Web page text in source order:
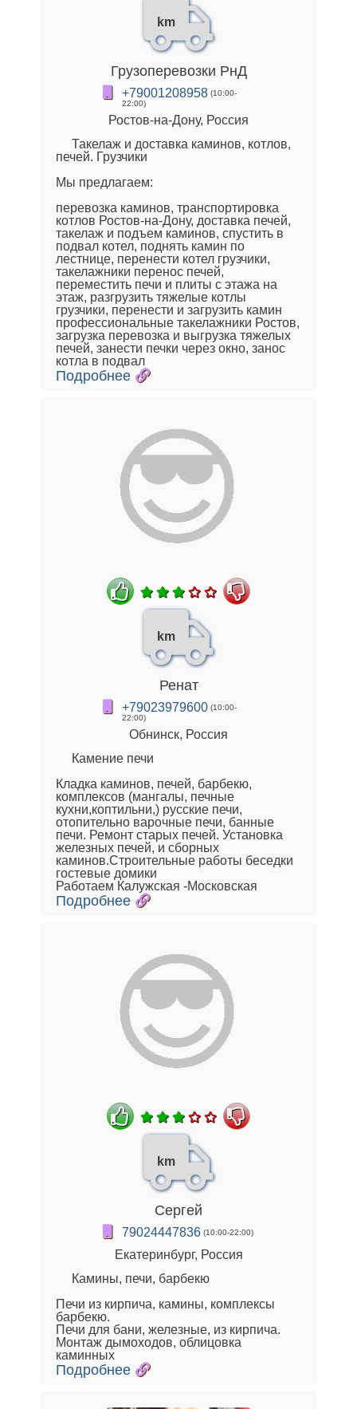
km
Грузоперевозки РнД
+79001208958 (10:00-
22:00)
Ростов-на-Дону, Россия
Такелаж и доставка каминов, котлов,
печей. Грузчики
Мы предлагаем:
перевозка каминов, транспортировка
котлов Ростов-на-Дону, доставка печей,
такелаж и подъем каминов, спустить в
подвал котел, поднять камин по
лестнице, перенести котел грузчики,
такелажники перенос печей,
переместить печи и плиты с этажа на
этаж, разгрузить тяжелые котлы
грузчики, перенести и загрузить камин
профессиональные такелажники Ростов,
загрузка перевозка и выгрузка тяжелых
печей, занести печки через окно, занос
котла в подвал
Подробнее
km
Ренат
+79023979600 (10:00-
22:00)
Обнинск, Россия
Камение печи
Кладка каминов, печей, барбекю,
комплексов (мангалы, печные
кухни,коптильни,) русские печи,
отопительно варочные печи, банные
печи. Ремонт старых печей. Установка
железных печей, и сборных
каминов.Строительные работы беседки
гостевые домики
Работаем Калужская -Московская
Подробнее
km
Сергей
79024447836 (10:00-22:00)
Екатеринбург, Россия
Камины, печи, барбекю
Печи из кирпича, камины, комплексы
барбекю.
Печи для бани, железные, из кирпича.
Монтаж дымоходов, облицовка
каминных
Подробнее